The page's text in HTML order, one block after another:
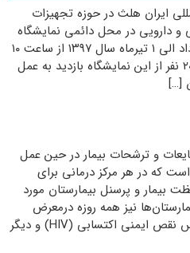
ایران هلث در حوزه تجهیزات
و دارویی در محل دائمی نمایشگاه
بین المللی تهران در تاریخ ۲۹ خرداد الی ۱ تیرماه سال ۱۳۹۷ از ساعت ۱۰
الی ۱۸ برگزار گردید و بیش از ۲۰۰۰۰ نفر از این نمایشگاه بازدید به عمل
[…]
و ترشحات بیمار در حین عمل
که در هر مرکز درمانی برای
بیمار و پرسنل بیمارستان مورد
نیز همه روزه درمعرض
ویروس هپاتیت ب (HBV)، ویروس نقص ایمنی اکتسابی (HIV) و دیگر